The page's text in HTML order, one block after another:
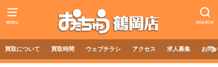
MENU SEARCH
買取について 買取時間 ウェブチラシ アクセス 求人募集 お問